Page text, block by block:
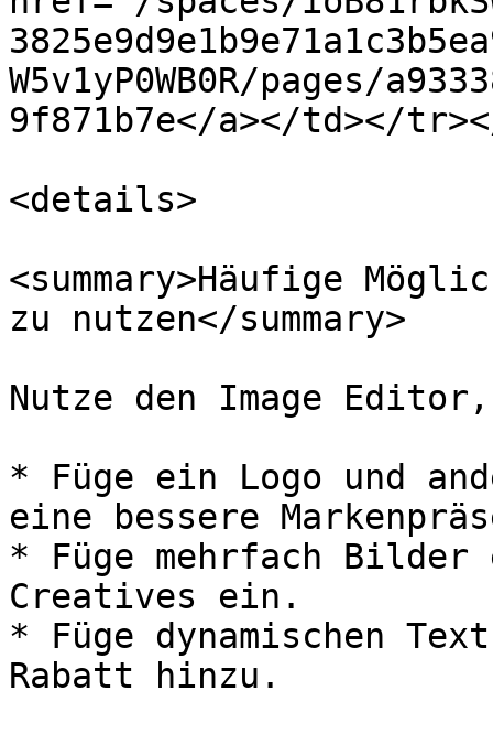
W5v1yP0WB0R/pages/
9f871b7e</a></td></
<details>
<summary>Häufige
zu nutzen</summary>
Nutze den Image
* Füge ein Logo und
eine bessere
* Füge mehrfach
Creatives ein.
* Füge dynamischen
Rabatt hinzu.